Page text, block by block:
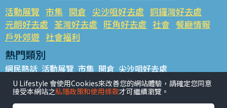
活動展覽 市集 開倉 尖沙咀好去處 銅鑼灣好去處
元朗好去處 荃灣好去處 旺角好去處 社會 餐廳情報
戶外郊遊 社會福利
熱門類別
網民熱話 活動展覽 市集 開倉 尖沙咀好去處
銅鑼灣好去處 元朗好去處 荃灣好去處 旺角好去處 社會
餐廳情報 戶外郊遊
U Lifestyle 會使用Cookies來改善您的網站體驗，請確定您同意
接受本網站之私隱政策和使用條款才可繼續瀏覽。